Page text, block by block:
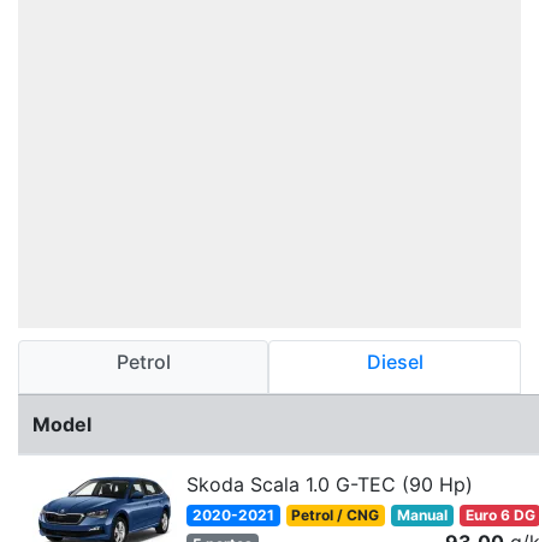
Petrol Diesel
Model
Skoda Scala 1.0 G-TEC (90 Hp)
2020-2021 Petrol / CNG Manual
Euro 6 DG